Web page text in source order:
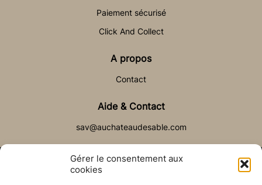
Gérer le consentement aux
cookies
Paiement sécurisé
Click And Collect
A propos
Contact
Aide & Contact
sav@auchateaudesable.com